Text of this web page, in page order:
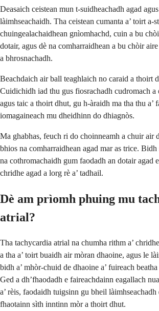
Deasaich ceistean mun t-suidheachadh agad
làimhseachaidh. Tha ceistean cumanta a’ toirt a-
chuingealachaidhean gnìomhachd, cuin a bu
dotair, agus dè na comharraidhean a bu chòir
a bhrosnachadh.
Beachdaich air ball teaghlaich no caraid a thoirt
Cuidichidh iad thu gus fiosrachadh cudromach a
agus taic a thoirt dhut, gu h-àraidh ma tha thu a’
iomagaineach mu dheidhinn do dhiagnòs.
Ma ghabhas, feuch ri do choinneamh a chuir air
bhios na comharraidhean agad mar as trice. Bidh
na cothromachaidh gum faodadh an dotair agad
chridhe agad a lorg rè a’ tadhail.
Dè am prìomh phuing mu
atrial?
Tha tachycardia atrial na chumha rithm a’
a tha a’ toirt buaidh air mòran dhaoine, agus le
bidh a’ mhòr-chuid de dhaoine a’ fuireach
Ged a dh’fhaodadh e faireachdainn eagallach
a’ rèis, faodaidh tuigsinn gu bheil làimhseachadh
fhaotainn sìth inntinn mòr a thoirt dhut.